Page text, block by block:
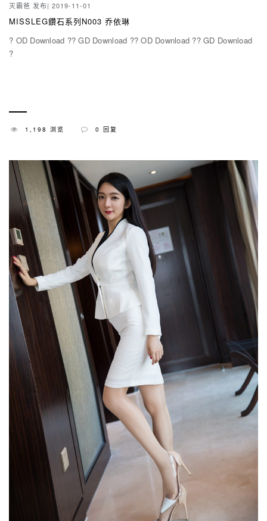
灭霸爸 发布| 2019-11-01
MISSLEG鑽石系列N003 乔依琳
? OD Download ?? GD Download ?? OD Download ?? GD Download
?
1,198 浏览 0 回复